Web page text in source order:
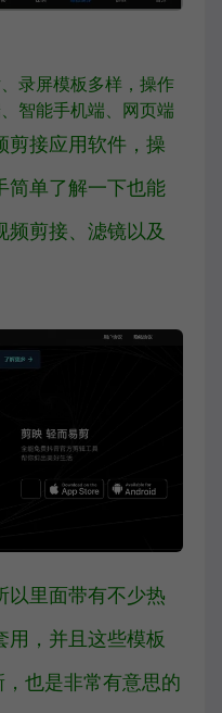
录屏模板多样，操作
智能手机端、网页端
剪接应用软件，操
简单了解一下也能
频剪接、滤镜以及
以里面带有不少热
用，并且这些模板
也是非常有意思的